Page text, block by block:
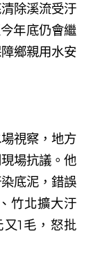
除溪流受汙
年底仍會繼
鄉親用水安
視察，地方
場抗議。他
底泥，錯誤
竹北擴大汙
1毛，怒批